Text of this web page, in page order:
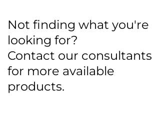
Not finding what you're
looking for?
Contact our consultants
for more available
products.